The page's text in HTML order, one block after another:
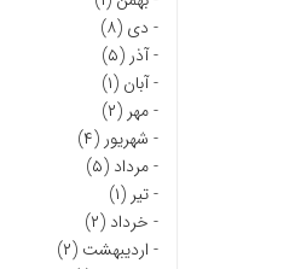
- دی (۸)
-آذر (۵)
-آبان (۱)
-مهر (۲)
- شهریور (۴)
-مرداد (۵)
-تیر (۱)
- خرداد (۲)
- اردیبهشت (۲)